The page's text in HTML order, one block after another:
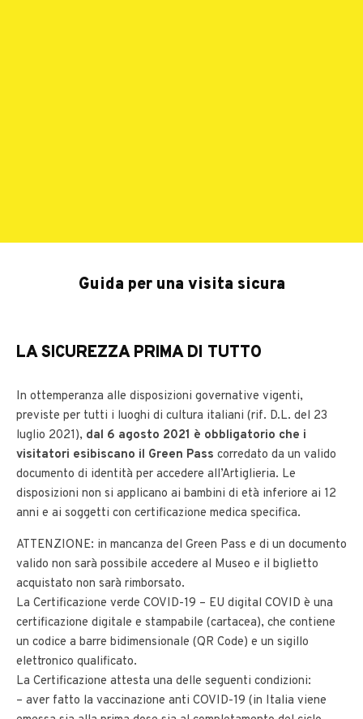
Guida per una visita sicura
LA SICUREZZA PRIMA DI TUTTO
In ottemperanza alle disposizioni governative vigenti,
previste per tutti i luoghi di cultura italiani (rif. D.L. del 23
luglio 2021), dal 6 agosto 2021 è obbligatorio che i
visitatori esibiscano il Green Pass corredato da un valido
documento di identità per accedere all’Artiglieria. Le
disposizioni non si applicano ai bambini di età inferiore ai 12
anni e ai soggetti con certificazione medica specifica.
ATTENZIONE: in mancanza del Green Pass e di un documento
valido non sarà possibile accedere al Museo e il biglietto
acquistato non sarà rimborsato.
La Certificazione verde COVID-19 – EU digital COVID è una
certificazione digitale e stampabile (cartacea), che contiene
un codice a barre bidimensionale (QR Code) e un sigillo
elettronico qualificato.
La Certificazione attesta una delle seguenti condizioni:
– aver fatto la vaccinazione anti COVID-19 (in Italia viene